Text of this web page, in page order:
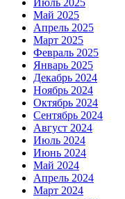
Июль 2025
Май 2025
Апрель 2025
Март 2025
Февраль 2025
Январь 2025
Декабрь 2024
Ноябрь 2024
Октябрь 2024
Сентябрь 2024
Август 2024
Июль 2024
Июнь 2024
Май 2024
Апрель 2024
Март 2024